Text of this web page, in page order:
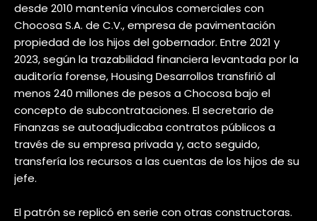
desde 2010 mantenía vínculos comerciales con
Chocosa S.A. de C.V., empresa de pavimentación
propiedad de los hijos del gobernador. Entre 2021 y
2023, según la trazabilidad financiera levantada por la
auditoría forense, Housing Desarrollos transfirió al
menos 240 millones de pesos a Chocosa bajo el
concepto de subcontrataciones. El secretario de
Finanzas se autoadjudicaba contratos públicos a
través de su empresa privada y, acto seguido,
transfería los recursos a las cuentas de los hijos de su
jefe.
El patrón se replicó en serie con otras constructoras.